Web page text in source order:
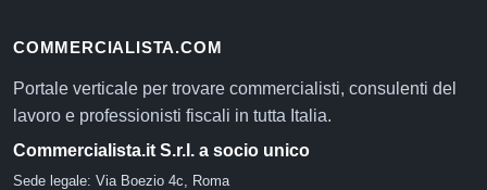
COMMERCIALISTA.COM
Portale verticale per trovare commercialisti, consulenti del
lavoro e professionisti fiscali in tutta Italia.
Commercialista.it S.r.l. a socio unico
Sede legale: Via Boezio 4c, Roma